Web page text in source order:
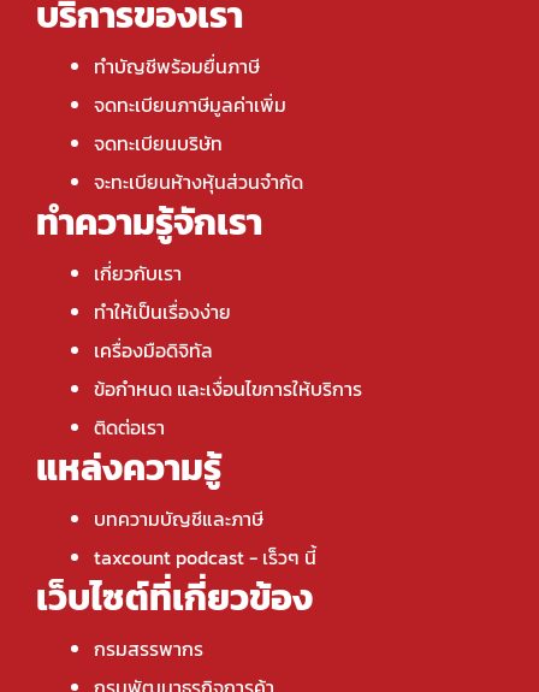
บริการของเรา
ทำบัญชีพร้อมยื่นภาษี
จดทะเบียนภาษีมูลค่าเพิ่ม
จดทะเบียนบริษัท
จะทะเบียนห้างหุ้นส่วนจำกัด
ทำความรู้จักเรา
เกี่ยวกับเรา
ทำให้เป็นเรื่องง่าย
เครื่องมือดิจิทัล
ข้อกำหนด และเงื่อนไขการให้บริการ
ติดต่อเรา
แหล่งความรู้
บทความบัญชีและภาษี
taxcount podcast- เร็วๆ นี้
เว็บไซต์ที่เกี่ยวข้อง
กรมสรรพากร